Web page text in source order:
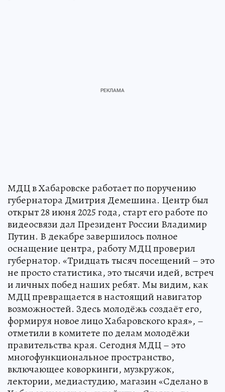
МДЦ в Хабаровске работает по поручению
губернатора Дмитрия Демешина. Центр был
открыт 28 июня 2025 года, старт его работе по
видеосвязи дал Президент России Владимир
Путин. В декабре завершилось полное
оснащение центра, работу МДЦ проверил
губернатор. «Тридцать тысяч посещений – это
не просто статистика, это тысячи идей, встреч
и личных побед наших ребят. Мы видим, как
МДЦ превращается в настоящий навигатор
возможностей. Здесь молодёжь создаёт его,
формируя новое лицо Хабаровского края», –
отметили в комитете по делам молодёжи
правительства края. Сегодня МДЦ – это
многофункциональное пространство,
включающее коворкинги, музкружок,
лектории, медиастудию, магазин «Сделано в